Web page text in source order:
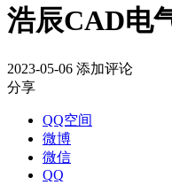
浩辰CAD电
2023-05-06 添加评论
分享
QQ空间
微博
微信
QQ